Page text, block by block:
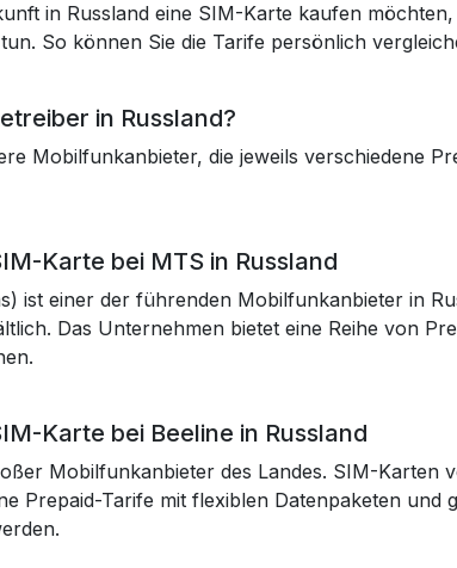
in Russland eine SIM-Karte kaufen
So können Sie die Tarife persönlich
in Russland?
Mobilfunkanbieter, die jeweils verschiedene
Karte bei MTS in Russland
ist einer der führenden Mobilfunkanbieter in
Das Unternehmen bietet eine Reihe von
Karte bei Beeline in Russland
Mobilfunkanbieter des Landes. SIM-
Prepaid-Tarife mit flexiblen Datenpaketen